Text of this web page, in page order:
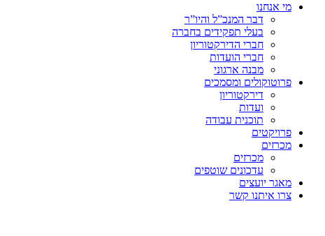
מי אנחנו
דבר המנכ”ל והיו”ר
בעלי תפקידים בחברה
חברי הדירקטוריון
חברי הועדות
מבנה ארגוני
פרוטוקולים ומסמכים
דירקטוריון
ועדות
תוכנית עבודה
פרויקטים
מכרזים
מכרזים
עדכונים שוטפים
מאגר יועצים
צרו איתנו קשר